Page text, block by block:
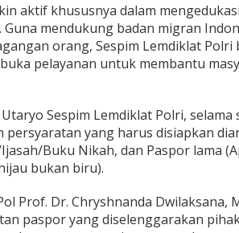
aktif khususnya dalam
mendukung badan migran
orang, Sespim Lemdiklat Polri
pelayanan untuk membantu
Sespim Lemdiklat Polri, selama
persyaratan yang harus disiapkan
Buku Nikah, dan Paspor lama
bukan biru).
Prof. Dr. Chryshnanda Dwilaksana,
paspor yang diselenggarakan